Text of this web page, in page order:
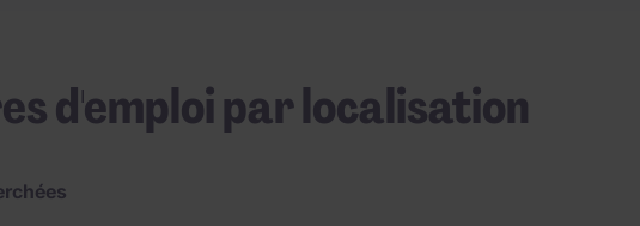
d'emploi par localisation